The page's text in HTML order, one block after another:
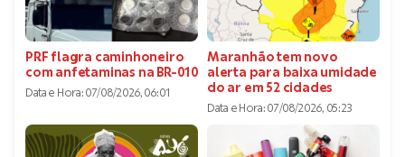
PRF flagra caminhoneiro
com anfetaminas na BR-010
Data e Hora:07/08/2026, 06:01
Maranhão tem novo
alerta para baixa umidade
do ar em 52 cidades
Data e Hora:07/08/2026, 05:23